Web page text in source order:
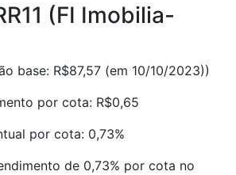
(FI Imobilia-
base: R$87,57 (em 10/10/2023))
por cota: R$0,65
por cota: 0,73%
de 0,73% por cota no